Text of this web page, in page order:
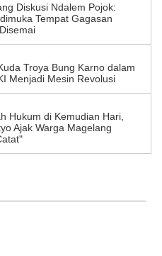
Diskusi Ndalem Pojok:
Tempat Gagasan
Troya Bung Karno dalam
Menjadi Mesin Revolusi
Hukum di Kemudian Hari,
Ajak Warga Magelang